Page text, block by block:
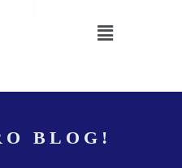
BLOG!